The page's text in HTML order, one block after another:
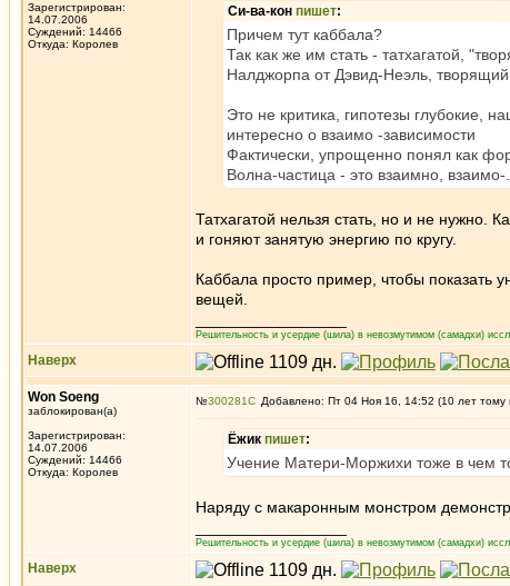
Зарегистрирован:
14.07.2006
Суждений: 14466
Откуда: Королев
Си-ва-кон пишет:
Причем тут каббала?
Так как же им стать - татхагатой,
Налджорпа от Дэвид-Неэль, творящий
Это не критика, гипотезы глубокие,
интересно о взаимо -зависимости
Фактически, упрощенно понял как
Волна-частица - это взаимно, взаимо-...
Татхагатой нельзя стать, но и не нужно.
и гоняют занятую энергию по кругу.
Каббала просто пример, чтобы показать
вещей.
Решительность и усердие (шила) в невозмутимом (самадхи)
Наверх
Won Soeng
заблокирован(а)
Зарегистрирован:
14.07.2006
Суждений: 14466
Откуда: Королев
№300281 Добавлено: Пт 04 Ноя 16, 14:52 (10 лет тому
Ёжик пишет:
Учение Матери-Моржихи тоже в чем
Наряду с макаронным монстром
Решительность и усердие (шила) в невозмутимом (самадхи)
Наверх